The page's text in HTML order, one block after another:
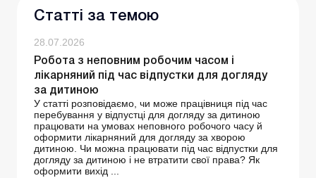
Статті за темою
28.07.2026
Робота з неповним робочим часом і
лікарняний під час відпустки для догляду
за дитиною
У статті розповідаємо, чи може працівниця під час
перебування у відпустці для догляду за дитиною
працювати на умовах неповного робочого часу й
оформити лікарняний для догляду за хворою
дитиною. Чи можна працювати під час відпустки для
догляду за дитиною і не втратити свої права? Як
оформити вихід ...